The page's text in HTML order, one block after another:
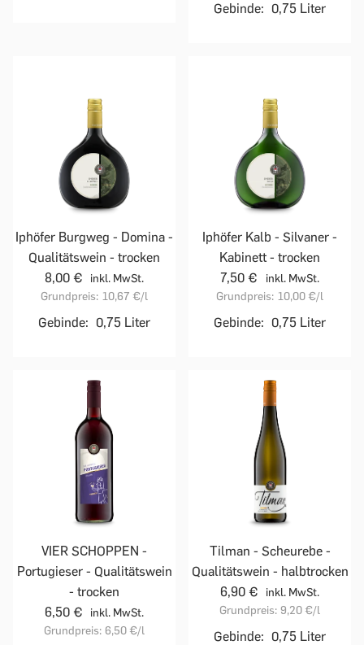
Gebinde: 0,75 Liter
Iphöfer Burgweg - Domina -
Qualitätswein - trocken
8,00 €
inkl. MwSt.
Grundpreis: 10,67 €/l
Gebinde: 0,75 Liter
Iphöfer Kalb - Silvaner -
Kabinett - trocken
7,50 €
inkl. MwSt.
Grundpreis: 10,00 €/l
Gebinde: 0,75 Liter
VIER SCHOPPEN -
Portugieser - Qualitätswein
- trocken
6,50 €
inkl. MwSt.
Grundpreis: 6,50 €/l
Tilman - Scheurebe -
Qualitätswein - halbtrocken
6,90 €
inkl. MwSt.
Grundpreis: 9,20 €/l
Gebinde: 0,75 Liter